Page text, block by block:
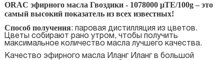
ORAC эфирного масла Гвоздики - 1078000 μTE/100g – это
самый высокий показатель из всех известных!
Способ получения: паровая дистилляция из цветов.
Цветы собирают рано утром, чтобы получить
максимальное количество масла лучшего качества.
Качество эфирного масла Иланг Иланг в большой